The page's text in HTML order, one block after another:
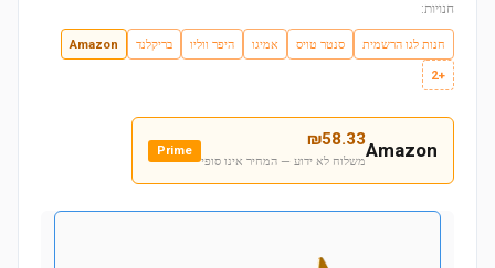
חנויות:
חנות לגו הרשמית סנטר טויס אמיגו היפר ווליו בריקלנד
Amazon
+2
Amazon
₪58.33
משלוח לא ידוע — המחיר אינו סופי
Prime